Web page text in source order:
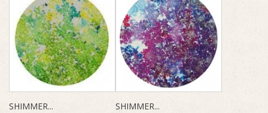
SHIMMER... SHIMMER...